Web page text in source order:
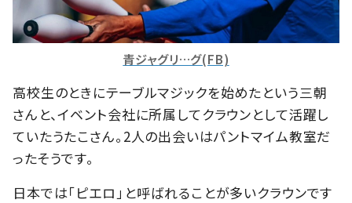
青ジャグリ…グ(FB)
高校生のときにテーブルマジックを始めたという三朝
さんと、イベント会社に所属してクラウンとして活躍し
ていたうたこさん。2人の出会いはパントマイム教室だ
ったそうです。
日本では「ピエロ」と呼ばれることが多いクラウンです